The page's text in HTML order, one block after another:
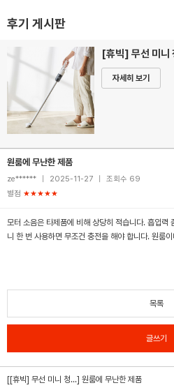
후기 게시판
[휴빅] 무선 미니
자세히 보기
원룸에 무난한 제품
ze****** 2025-11-27
조회수 69
별점 ★★★★★
모터 소음은 타제품에 비해 상당히 적습니다. 흡입력
니 한 번 사용하면 무조건 충전을 해야 합니다. 원룸
목록
글쓰기
[[휴빅] 무선 미니 청...] 원룸에 무난한 제품